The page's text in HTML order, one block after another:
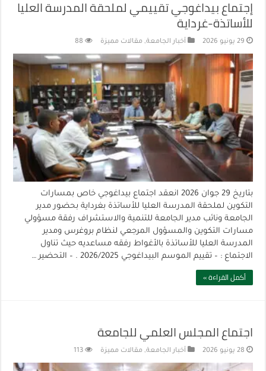
إجتماع بيداغوجي تقييمي لملحقة المدرسة العليا
للأساتذة-غرداية
29 يونيو 2026 أخبار الجامعة, مقالات مميزة 88
بتاريخ 29 جوان 2026 انعقد اجتماع بيداغوجي خاص بمسارات
التكوين لملحقة المدرسة العليا للأساتذة بغرداية بحضور مدير
الجامعة ونائب مدير الجامعة للتنمية والاستشراف رفقة مسؤولي
مسارات التكوين والمسؤول المرجعي لنظام بروغرس ومدير
المدرسة العليا للأساتذة بالأغواط رفقه مساعديه حيث تناول
الاجتماع : – تقييم الموسم البيداغوجي 2026/2025 . – التحضير …
أكمل القراءة »
اجتماع المجلس العلمي للجامعة
28 يونيو 2026 أخبار الجامعة, مقالات مميزة 113